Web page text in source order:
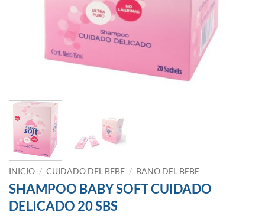
INICIO / CUIDADO DEL BEBE / BAÑO DEL BEBE
SHAMPOO BABY SOFT CUIDADO
DELICADO 20 SBS